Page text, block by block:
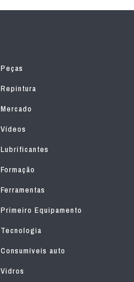
Peças
Repintura
Mercado
Vídeos
Lubrificantes
Formação
Ferramentas
Primeiro Equipamento
Tecnologia
Consumíveis auto
Vidros